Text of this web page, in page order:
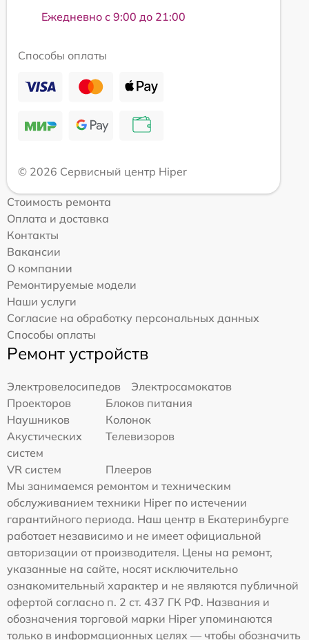
Ежедневно с 9:00 до 21:00
Способы оплаты
© 2026 Сервисный центр Hiper
Стоимость ремонта
Оплата и доставка
Контакты
Вакансии
О компании
Ремонтируемые модели
Наши услуги
Согласие на обработку персональных данных
Способы оплаты
Ремонт устройств
Электровелосипедов
Электросамокатов
Проекторов
Блоков питания
Наушников
Колонок
Акустических
систем
Телевизоров
VR систем
Плееров
Мы занимаемся ремонтом и техническим
обслуживанием техники Hiper по истечении
гарантийного периода. Наш центр в Екатеринбурге
работает независимо и не имеет официальной
авторизации от производителя. Цены на ремонт,
указанные на сайте, носят исключительно
ознакомительный характер и не являются публичной
офертой согласно п. 2 ст. 437 ГК РФ. Названия и
обозначения торговой марки Hiper упоминаются
только в информационных целях — чтобы обозначить